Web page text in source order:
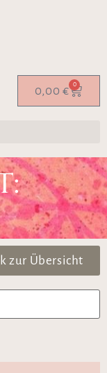
0,00 € 0
zur Übersicht